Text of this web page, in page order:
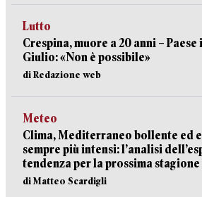
Lutto
Crespina, muore a 20 anni –
Giulio: «Non è possibile»
di Redazione web
Meteo
Clima, Mediterraneo bollente ed
sempre più intensi: l’analisi
tendenza per la prossima stagione
di Matteo Scardigli